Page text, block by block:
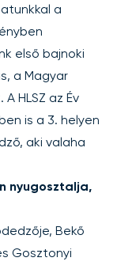
a
első bajnoki
a Magyar
HLSZ az Év
is a 3. helyen
aki valaha
nyugosztalja,
Bekő
Gosztonyi